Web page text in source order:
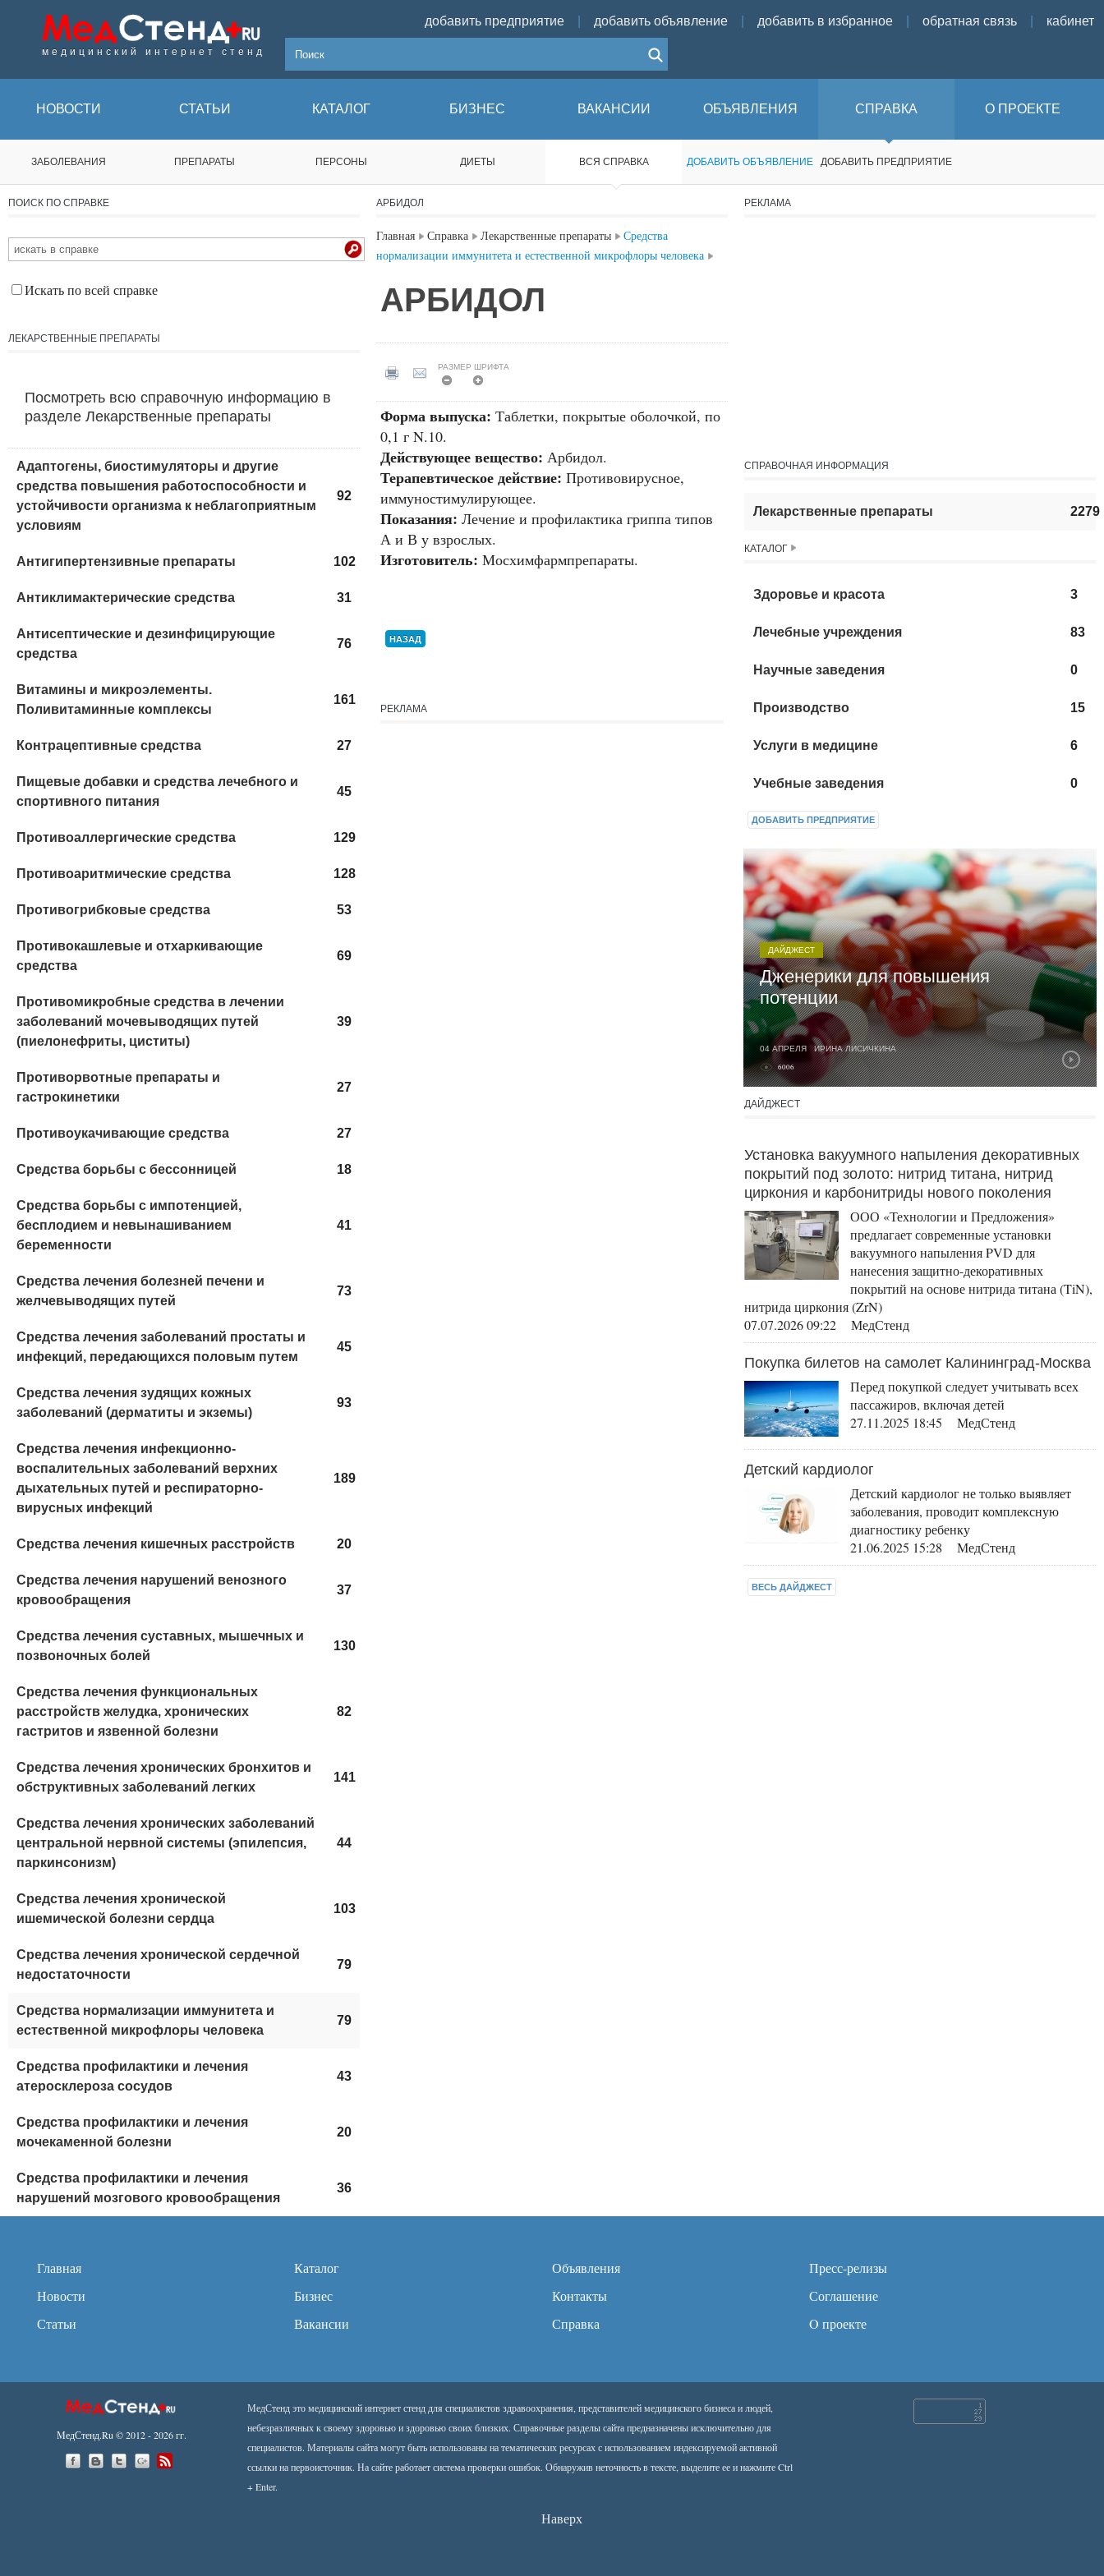
медицинский интернет стенд
добавить предприятие добавить объявление добавить в избранное обратная связь кабинет
НОВОСТИ СТАТЬИ КАТАЛОГ БИЗНЕС ВАКАНСИИ ОБЪЯВЛЕНИЯ СПРАВКА О ПРОЕКТЕ
ЗАБОЛЕВАНИЯ ПРЕПАРАТЫ ПЕРСОНЫ ДИЕТЫ ВCЯ СПРАВКА ДОБАВИТЬ ОБЪЯВЛЕНИЕ ДОБАВИТЬ ПРЕДПРИЯТИЕ
ПОИСК ПО СПРАВКЕ
Искать по всей справке
ЛЕКАРСТВЕННЫЕ ПРЕПАРАТЫ
Посмотреть всю справочную информацию в
разделе Лекарственные препараты
Адаптогены, биостимуляторы и другие
средства повышения работоспособности и
устойчивости организма к неблагоприятным
условиям
92
Антигипертензивные препараты 102
Антиклимактерические средства 31
Антисептические и дезинфицирующие
средства
76
Витамины и микроэлементы.
Поливитаминные комплексы
161
Контрацептивные средства 27
Пищевые добавки и средства лечебного и
спортивного питания
45
Противоаллергические средства 129
Противоаритмические средства 128
Противогрибковые средства 53
Противокашлевые и отхаркивающие
средства
69
Противомикробные средства в лечении
заболеваний мочевыводящих путей
(пиелонефриты, циститы)
39
Противорвотные препараты и
гастрокинетики
27
Противоукачивающие средства 27
Средства борьбы с бессонницей 18
Средства борьбы с импотенцией,
бесплодием и невынашиванием
беременности
41
Средства лечения болезней печени и
желчевыводящих путей
73
Средства лечения заболеваний простаты и
инфекций, передающихся половым путем
45
Средства лечения зудящих кожных
заболеваний (дерматиты и экземы)
93
Средства лечения инфекционно-
воспалительных заболеваний верхних
дыхательных путей и респираторно-
вирусных инфекций
189
Средства лечения кишечных расстройств 20
Средства лечения нарушений венозного
кровообращения
37
Средства лечения суставных, мышечных и
позвоночных болей
130
Средства лечения функциональных
расстройств желудка, хронических
гастритов и язвенной болезни
82
Средства лечения хронических бронхитов и
обструктивных заболеваний легких
141
Средства лечения хронических заболеваний
центральной нервной системы (эпилепсия,
паркинсонизм)
44
Средства лечения хронической
ишемической болезни сердца
103
Средства лечения хронической сердечной
недостаточности
79
Средства нормализации иммунитета и
естественной микрофлоры человека
79
Средства профилактики и лечения
атеросклероза сосудов
43
Средства профилактики и лечения
мочекаменной болезни
20
Средства профилактики и лечения
нарушений мозгового кровообращения
36
АРБИДОЛ
Главная Справка Лекарственные препараты
Средства
нормализации иммунитета и естественной микрофлоры человека
АРБИДОЛ
РАЗМЕР ШРИФТА
Форма выпуска: Таблетки, покрытые оболочкой, по
0,1 г N.10.
Действующее вещество: Арбидол.
Терапевтическое действие: Противовирусное,
иммуностимулирующее.
Показания: Лечение и профилактика гриппа типов
А и В у взрослых.
Изготовитель: Мосхимфармпрепараты.
НАЗАД
РЕКЛАМА
РЕКЛАМА
СПРАВОЧНАЯ ИНФОРМАЦИЯ
Лекарственные препараты 2279
КАТАЛОГ
Здоровье и красота 3
Лечебные учреждения 83
Научные заведения 0
Производство 15
Услуги в медицине 6
Учебные заведения 0
ДОБАВИТЬ ПРЕДПРИЯТИЕ
ДАЙДЖЕСТ
Дженерики для повышения
потенции
04 АПРЕЛЯ ИРИНА ЛИСИЧКИНА
6006
Дженерики – аналоги запатентованного лекарственного
средства
ДАЙДЖЕСТ
Установка вакуумного напыления декоративных
покрытий под золото: нитрид титана, нитрид
циркония и карбонитриды нового поколения
ООО «Технологии и Предложения»
предлагает современные установки
вакуумного напыления PVD для
нанесения защитно-декоративных
покрытий на основе нитрида титана (TiN),
нитрида циркония (ZrN)
07.07.2026 09:22 МедСтенд
Покупка билетов на самолет Калининград-Москва
Перед покупкой следует учитывать всех
пассажиров, включая детей
27.11.2025 18:45 МедСтенд
Детский кардиолог
Детский кардиолог не только выявляет
заболевания, проводит комплексную
диагностику ребенку
21.06.2025 15:28 МедСтенд
ВЕСЬ ДАЙДЖЕСТ
Главная
Новости
Статьи
Каталог
Бизнес
Вакансии
Объявления
Контакты
Справка
Пресс-релизы
Соглашение
O проекте
МедСтенд.Ru © 2012 - 2026 гг.
МедСтенд это медицинский интернет стенд для специалистов здравоохранения, представителей медицинского бизнеса и людей,
небезразличных к своему здоровью и здоровью своих близких. Справочные разделы сайта предназначены исключительно для
специалистов. Материалы сайта могут быть использованы на тематических ресурсах с использованием индексируемой активной
ссылки на первоисточник. На сайте работает система проверки ошибок. Обнаружив неточность в тексте, выделите ее и нажмите Ctrl
+ Enter.
Наверх